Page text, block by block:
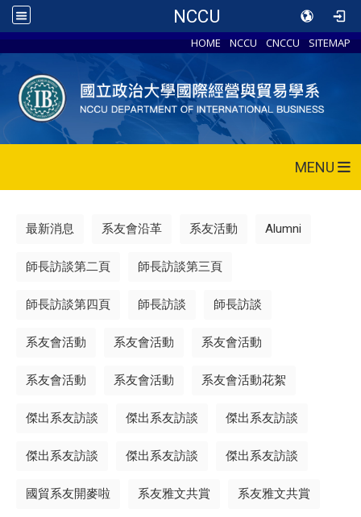
NCCU
HOME NCCU CNCCU SITEMAP
MENU
最新消息 系友會沿革 系友活動 Alumni
師長訪談第二頁 師長訪談第三頁
師長訪談第四頁 師長訪談 師長訪談
系友會活動 系友會活動 系友會活動
系友會活動 系友會活動 系友會活動花絮
傑出系友訪談 傑出系友訪談 傑出系友訪談
傑出系友訪談 傑出系友訪談 傑出系友訪談
國貿系友開麥啦 系友雅文共賞 系友雅文共賞